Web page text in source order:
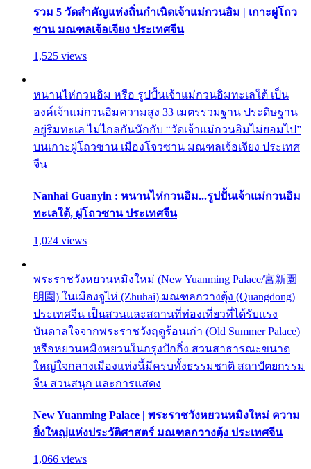
รวม 5 วัดสำคัญแห่งถิ่นกำเนิดเจ้าแม่กวนอิม | เกาะผู่โถว
ซาน มณฑลเจ้อเจียง ประเทศจีน
1,525 views
หนานไห่กวนอิม หรือ รูปปั้นเจ้าแม่กวนอิมทะเลใต้ เป็น
องค์เจ้าแม่กวนอิมความสูง 33 เมตรรวมฐาน ประดิษฐาน
อยู่ริมทะเล ไม่ไกลกันนักกับ “วัดเจ้าแม่กวนอิมไม่ยอมไป”
บนเกาะผู่โถวซาน เมืองโจวซาน มณฑลเจ้อเจียง ประเทศ
จีน
Nanhai Guanyin : หนานไห่กวนอิม...รูปปั้นเจ้าแม่กวนอิม
ทะเลใต้, ผู่โถวซาน ประเทศจีน
1,024 views
พระราชวังหยวนหมิงใหม่ (New Yuanming Palace/宮新園
明園) ในเมืองจูไห่ (Zhuhai) มณฑลกวางตุ้ง (Quangdong)
ประเทศจีน เป็นสวนและสถานที่ท่องเที่ยวที่ได้รับแรง
บันดาลใจจากพระราชวังฤดูร้อนเก่า (Old Summer Palace)
หรือหยวนหมิงหยวนในกรุงปักกิ่ง สวนสาธารณะขนาด
ใหญ่ใจกลางเมืองแห่งนี้มีครบทั้งธรรมชาติ สถาปัตยกรรม
จีน สวนสนุก และการแสดง
New Yuanming Palace | พระราชวังหยวนหมิงใหม่ ความ
ยิ่งใหญ่แห่งประวัติศาสตร์ มณฑลกวางตุ้ง ประเทศจีน
1,066 views